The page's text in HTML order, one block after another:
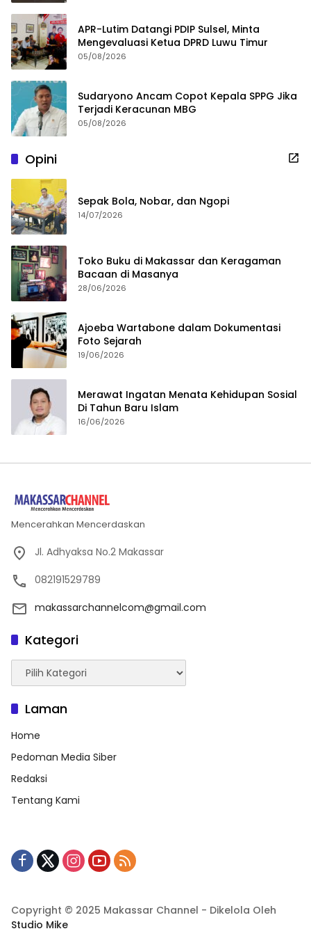
APR-Lutim Datangi PDIP Sulsel, Minta
Mengevaluasi Ketua DPRD Luwu Timur
05/08/2026
Sudaryono Ancam Copot Kepala SPPG Jika
Terjadi Keracunan MBG
05/08/2026
Opini
Sepak Bola, Nobar, dan Ngopi
14/07/2026
Toko Buku di Makassar dan Keragaman
Bacaan di Masanya
28/06/2026
Ajoeba Wartabone dalam Dokumentasi
Foto Sejarah
19/06/2026
Merawat Ingatan Menata Kehidupan Sosial
Di Tahun Baru Islam
16/06/2026
Mencerahkan Mencerdaskan
Jl. Adhyaksa No.2 Makassar
082191529789
makassarchannelcom@gmail.com
Kategori
Kategori
Laman
Home
Pedoman Media Siber
Redaksi
Tentang Kami
Copyright © 2025 Makassar Channel - Dikelola Oleh
Studio Mike